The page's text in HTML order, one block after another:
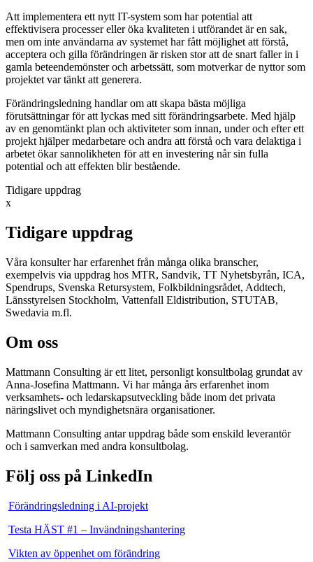
Att implementera ett nytt IT-system som har potential att
effektivisera processer eller öka kvaliteten i utförandet är en sak,
men om inte användarna av systemet har fått möjlighet att förstå,
acceptera och gilla förändringen är risken stor att de snart faller in i
gamla beteendemönster och arbetssätt, som motverkar de nyttor som
projektet var tänkt att generera.
Förändringsledning handlar om att skapa bästa möjliga
förutsättningar för att lyckas med sitt förändringsarbete. Med hjälp
av en genomtänkt plan och aktiviteter som innan, under och efter ett
projekt hjälper medarbetare och andra att förstå och vara delaktiga i
arbetet ökar sannolikheten för att en investering når sin fulla
potential och att effekten blir bestående.
Tidigare uppdrag
x
Tidigare uppdrag
Våra konsulter har erfarenhet från många olika branscher,
exempelvis via uppdrag hos MTR, Sandvik, TT Nyhetsbyrån, ICA,
Spendrups, Svenska Retursystem, Folkbildningsrådet, Addtech,
Länsstyrelsen Stockholm, Vattenfall Eldistribution, STUTAB,
Swedavia m.fl.
Om oss
Mattmann Consulting är ett litet, personligt konsultbolag grundat av
Anna-Josefina Mattmann. Vi har många års erfarenhet inom
verksamhets- och ledarskapsutveckling både inom det privata
näringslivet och myndighetsnära organisationer.
Mattmann Consulting antar uppdrag både som enskild leverantör
och i samverkan med andra konsultbolag.
Följ oss på LinkedIn
Förändringsledning i AI-projekt
Testa HÄST #1 – Invändningshantering
Vikten av öppenhet om förändring